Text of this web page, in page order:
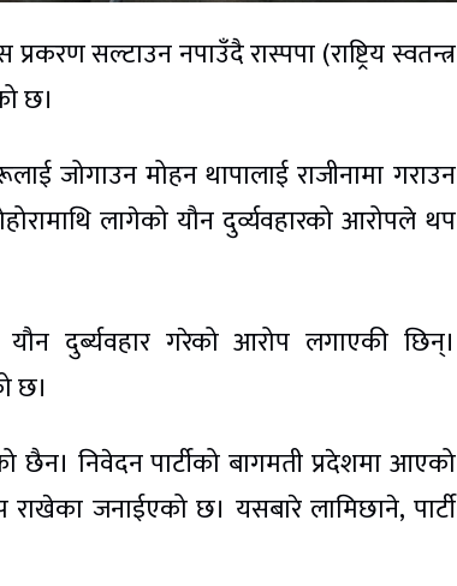
सल्टाउन नपाउँदै रास्पपा (राष्ट्रिय स्वतन्त्र
छ।
जोगाउन मोहन थापालाई राजीनामा गराउन
लागेको यौन दुर्व्यवहारको आरोपले थप
दुर्ब्यवहार गरेको आरोप लगाएकी छिन्।
छ।
निवेदन पार्टीको बागमती प्रदेशमा आएको
जनाईएको छ। यसबारे लामिछाने, पार्टी